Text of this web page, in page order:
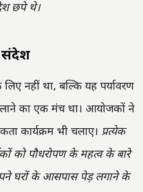
छपे थे।
संदेश
नहीं था, बल्कि यह पर्यावरण
का एक मंच था। आयोजकों ने
कार्यक्रम भी चलाए। प्रत्येक
को पौधरोपण के महत्व के बारे
घरों के आसपास पेड़ लगाने के